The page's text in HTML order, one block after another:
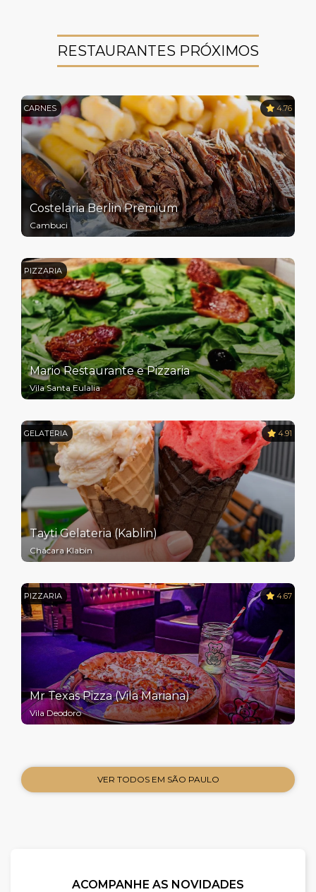
RESTAURANTES PRÓXIMOS
CARNES 4.76
Costelaria Berlin Premium
Cambuci
PIZZARIA
Mario Restaurante e Pizzaria
Vila Santa Eulalia
GELATERIA 4.91
Tayti Gelateria (Kablin)
Chácara Klabin
PIZZARIA 4.67
Mr Texas Pizza (Vila Mariana)
Vila Deodoro
VER TODOS EM SÃO PAULO
ACOMPANHE AS NOVIDADES